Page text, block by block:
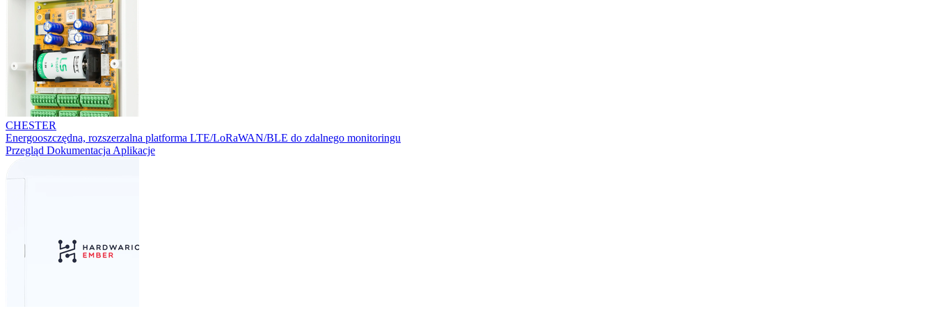
CHESTER
Energooszczędna, rozszerzalna platforma LTE/LoRaWAN/BLE do zdalnego monitoringu
Przegląd Dokumentacja Aplikacje